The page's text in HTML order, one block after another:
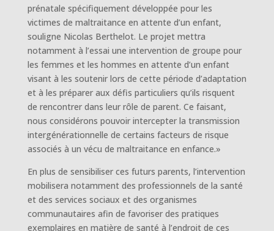
prénatale spécifiquement développée pour les
victimes de maltraitance en attente d’un enfant,
souligne Nicolas Berthelot. Le projet mettra
notamment à l’essai une intervention de groupe pour
les femmes et les hommes en attente d’un enfant
visant à les soutenir lors de cette période d’adaptation
et à les préparer aux défis particuliers qu’ils risquent
de rencontrer dans leur rôle de parent. Ce faisant,
nous considérons pouvoir intercepter la transmission
intergénérationnelle de certains facteurs de risque
associés à un vécu de maltraitance en enfance.»
En plus de sensibiliser ces futurs parents, l’intervention
mobilisera notamment des professionnels de la santé
et des services sociaux et des organismes
communautaires afin de favoriser des pratiques
exemplaires en matière de santé à l’endroit de ces